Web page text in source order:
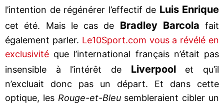
l’intention de régénérer l’effectif de Luis Enrique
cet été. Mais le cas de Bradley Barcola fait
également parler. Le10Sport.com vous a révélé en
exclusivité que l’international français n’était pas
insensible à l’intérêt de Liverpool
et qu’il
n’excluait donc pas un départ. Et dans cette
optique, les Rouge-et-Bleusembleraient cibler un